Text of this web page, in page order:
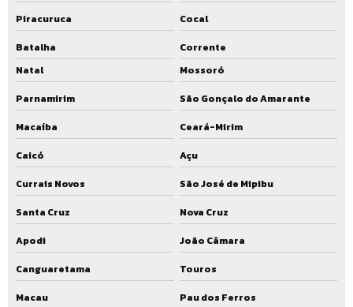
Piracuruca
Cocal
Batalha
Corrente
Natal
Mossoró
Parnamirim
São Gonçalo do Amarante
Macaíba
Ceará-Mirim
Caicó
Açu
Currais Novos
São José de Mipibu
Santa Cruz
Nova Cruz
Apodi
João Câmara
Canguaretama
Touros
Macau
Pau dos Ferros